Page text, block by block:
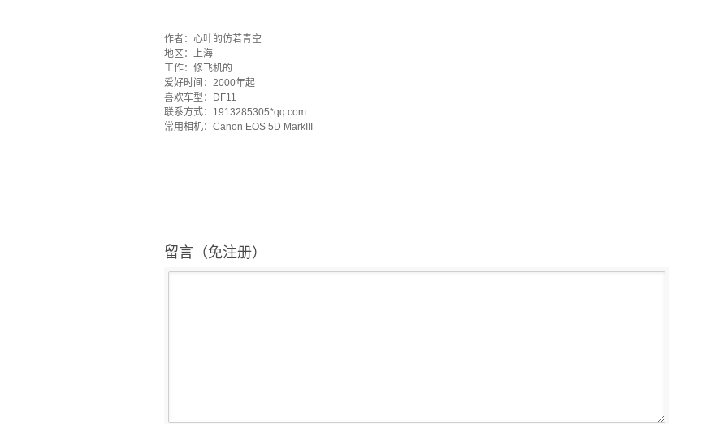
作者：心叶的仿若青空
地区：上海
工作：修飞机的
爱好时间：2000年起
喜欢车型：DF11
联系方式：1913285305*qq.com
常用相机：Canon EOS 5D MarkIII
留言（免注册）